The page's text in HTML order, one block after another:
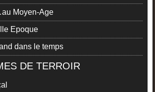
Moyen-Age
Epoque
dans le temps
DE TERROIR